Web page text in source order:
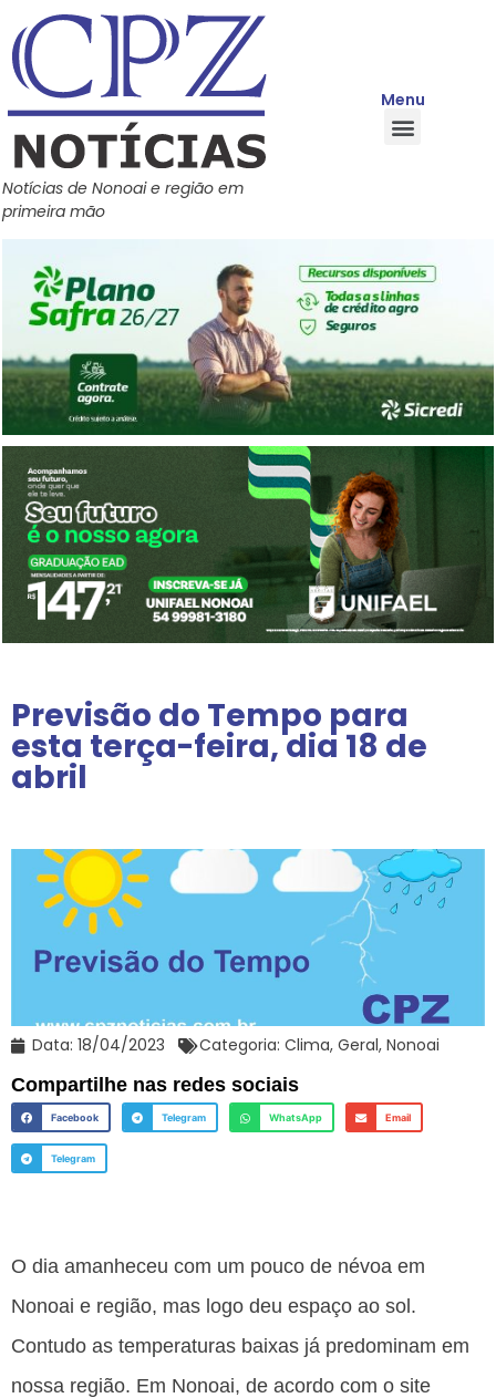
Notícias de Nonoai e região em
primeira mão
Menu
Previsão do Tempo para
esta terça-feira, dia 18 de
abril
Data: 18/04/2023 Categoria: Clima, Geral, Nonoai
Compartilhe nas redes sociais
Facebook Telegram WhatsApp Email
Telegram
O dia amanheceu com um pouco de névoa em
Nonoai e região, mas logo deu espaço ao sol.
Contudo as temperaturas baixas já predominam em
nossa região. Em Nonoai, de acordo com o site